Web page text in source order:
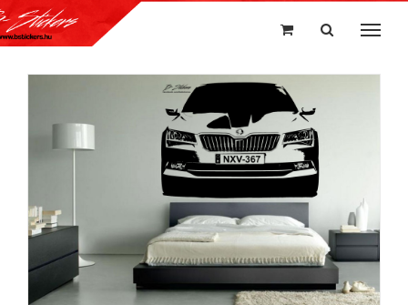
Kihagyás